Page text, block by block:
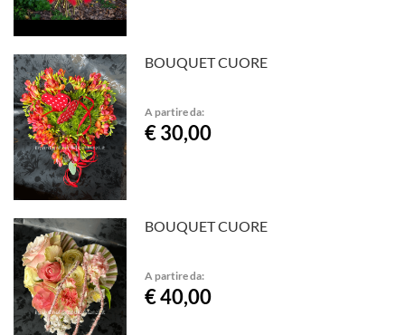
BOUQUET CUORE
A partire da:
€ 30,00
BOUQUET CUORE
A partire da:
€ 40,00